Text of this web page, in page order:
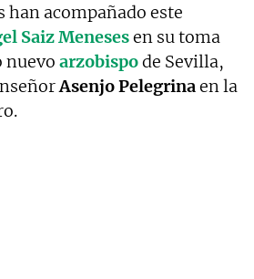
han acompañado este
Saiz Menesesen su toma
nuevo arzobispode Sevilla,
Asenjo Pelegrinaen la